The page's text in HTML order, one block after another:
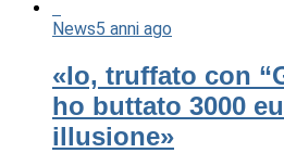
News5 anni ago
«Io, truffato con
ho buttato 3000
illusione»